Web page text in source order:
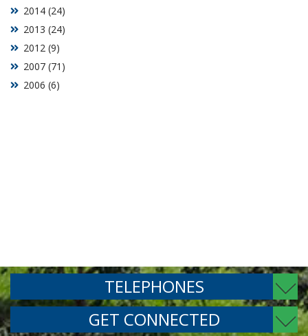
2006 (6)
2007 (71)
2012 (9)
2013 (24)
2014 (24)
TELEPHONES
GET CONNECTED